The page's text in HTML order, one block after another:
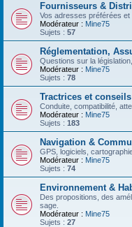
Fournisseurs &
Vos adresses préférées et
Modérateur : Mine75
Sujets : 57
Réglementation,
Questions sur la
Modérateur : Mine75
Sujets : 78
Tractrices et
Conduite, compatibilité,
Modérateur : Mine75
Sujets : 183
Navigation &
GPS, logiciels,
Modérateur : Mine75
Sujets : 74
Environnement &
Des propositions, des
sage.
Modérateur : Mine75
Sujets : 27